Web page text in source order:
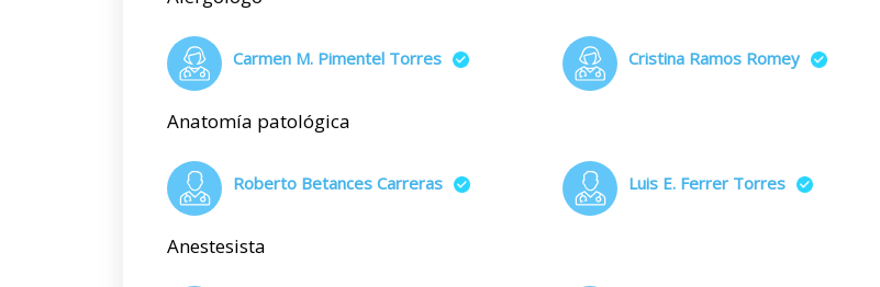
Carmen M. Pimentel Torres Cristina Ramos Romey
Anatomía patológica
Roberto Betances Carreras Luis E. Ferrer Torres
Anestesista